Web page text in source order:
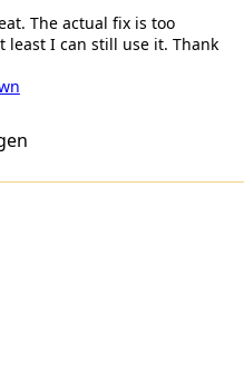
The actual fix is too
least I can still use it. Thank